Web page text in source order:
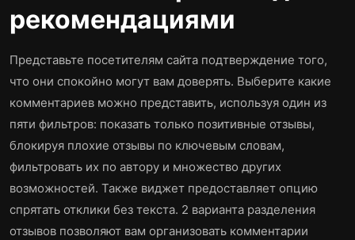
рекомендациями
Представьте посетителям сайта подтверждение того,
что они спокойно могут вам доверять. Выберите какие
комментариев можно представить, используя один из
пяти фильтров: показать только позитивные отзывы,
блокируя плохие отзывы по ключевым словам,
фильтровать их по автору и множество других
возможностей. Также виджет предоставляет опцию
спрятать отклики без текста. 2 варианта разделения
отзывов позволяют вам организовать комментарии